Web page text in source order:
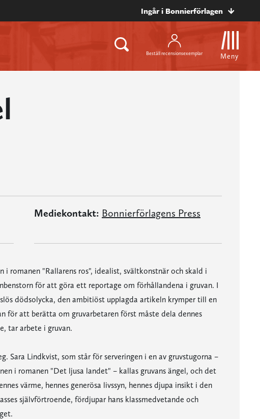
Ingår i Bonnierförlagen
Beställ recensionsexemplar Meny
Mediekontakt: Bonnierförlagens Press
i romanen "Rallarens ros", idealist, svältkonstnär och skald i
för att göra ett reportage om förhållandena i gruvan. I
dödsolycka, den ambitiöst upplagda artikeln krymper till en
för att berätta om gruvarbetaren först måste dela dennes
tar arbete i gruvan.
Sara Lindkvist, som står för serveringen i en av gruvstugorna –
i romanen "Det ljusa landet" – kallas gruvans ängel, och det
värme, hennes generösa livssyn, hennes djupa insikt i den
självförtroende, fördjupar hans klassmedvetande och